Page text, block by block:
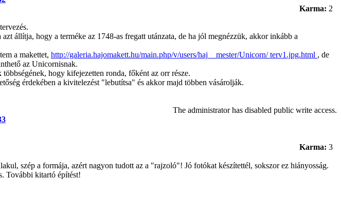
Karma: 2
állítja, hogy a terméke az 1748-as fregatt utánzata, de ha jól megnézzük, akkor inkább a
a makettet, http://galeria.hajomakett.hu/main.php/v/users/haj__mester/Unicorn/ terv1.jpg.html , de
az Unicornisnak.
hogy kifejezetten ronda, főként az orr része.
érdekében a kivitelezést "lebutítsa" és akkor majd többen vásárolják.
The administrator has disabled public write access.
Karma: 3
szép a formája, azért nagyon tudott az a "rajzoló"! Jó fotókat készítettél, sokszor ez hiányosság.
További kitartó építést!